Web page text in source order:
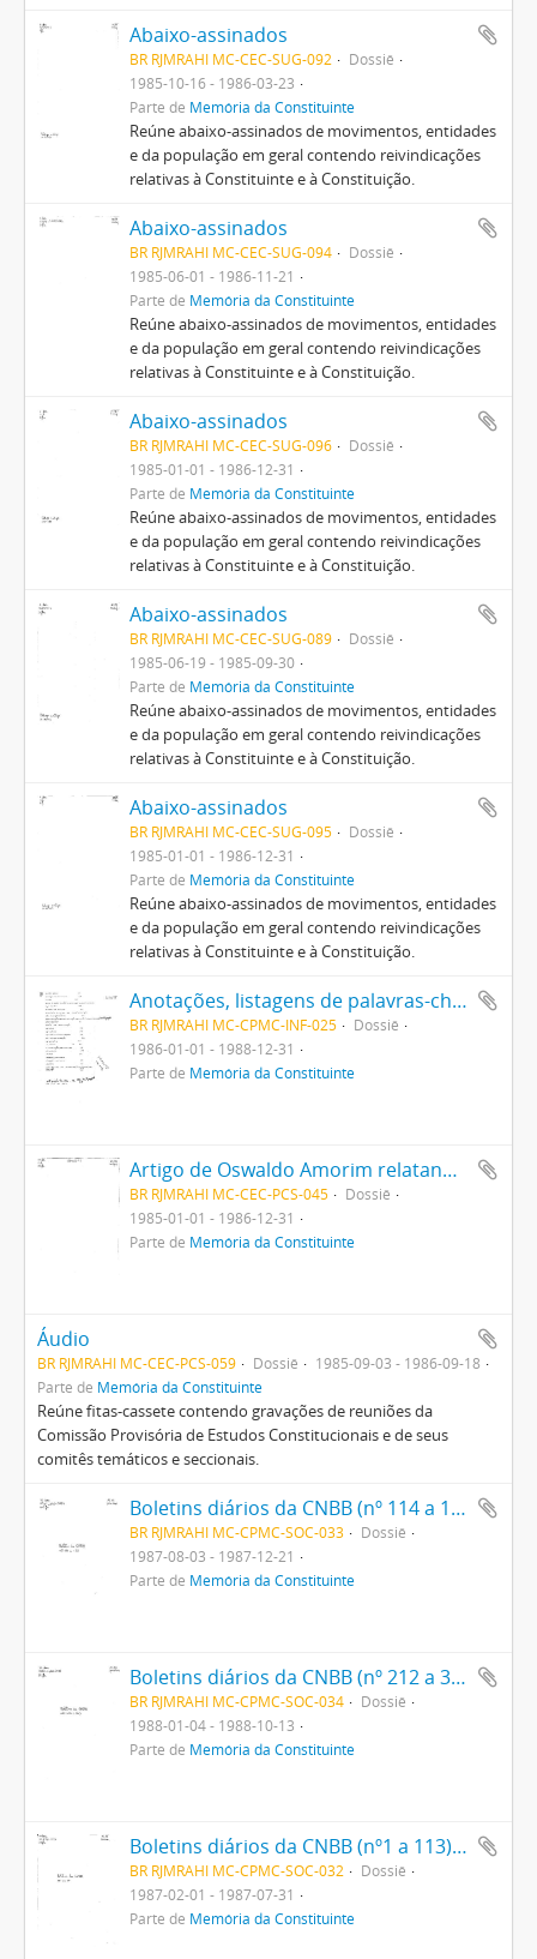
Abaixo-assinados
BR RJMRAHI MC-CEC-SUG-092
Dossiê
1985-10-16 - 1986-03-23
Parte de Memória da Constituinte
Reúne abaixo-assinados de movimentos, entidades
e da população em geral contendo reivindicações
relativas à Constituinte e à Constituição.
Abaixo-assinados
BR RJMRAHI MC-CEC-SUG-094
Dossiê
1985-06-01 - 1986-11-21
Parte de Memória da Constituinte
Reúne abaixo-assinados de movimentos, entidades
e da população em geral contendo reivindicações
relativas à Constituinte e à Constituição.
Abaixo-assinados
BR RJMRAHI MC-CEC-SUG-096
Dossiê
1985-01-01 - 1986-12-31
Parte de Memória da Constituinte
Reúne abaixo-assinados de movimentos, entidades
e da população em geral contendo reivindicações
relativas à Constituinte e à Constituição.
Abaixo-assinados
BR RJMRAHI MC-CEC-SUG-089
Dossiê
1985-06-19 - 1985-09-30
Parte de Memória da Constituinte
Reúne abaixo-assinados de movimentos, entidades
e da população em geral contendo reivindicações
relativas à Constituinte e à Constituição.
Abaixo-assinados
BR RJMRAHI MC-CEC-SUG-095
Dossiê
1985-01-01 - 1986-12-31
Parte de Memória da Constituinte
Reúne abaixo-assinados de movimentos, entidades
e da população em geral contendo reivindicações
relativas à Constituinte e à Constituição.
Anotações, listagens de palavras-chave e instruções para acesso à base de dados do Centro Pró-Memória da Constituinte.
BR RJMRAHI MC-CPMC-INF-025
Dossiê
1986-01-01 - 1988-12-31
Parte de Memória da Constituinte
Artigo de Oswaldo Amorim relatando reunião em que a CEC institui a Defensoria do Povo e um texto de Constituição para o Brasil de autoria não identificada.
BR RJMRAHI MC-CEC-PCS-045
Dossiê
1985-01-01 - 1986-12-31
Parte de Memória da Constituinte
Áudio
BR RJMRAHI MC-CEC-PCS-059 Dossiê
1985-09-03 - 1986-09-18
Parte de Memória da Constituinte
Reúne fitas-cassete contendo gravações de reuniões da
Comissão Provisória de Estudos Constitucionais e de seus
comitês temáticos e seccionais.
Boletins diários da CNBB (nº 114 a 155) relatando os trabalhos da Assembléia Nacional Constituinte.
BR RJMRAHI MC-CPMC-SOC-033
Dossiê
1987-08-03 - 1987-12-21
Parte de Memória da Constituinte
Boletins diários da CNBB (nº 212 a 352) relatando os trabalhos da Assembléia Nacional Constituinte
BR RJMRAHI MC-CPMC-SOC-034
Dossiê
1988-01-04 - 1988-10-13
Parte de Memória da Constituinte
Boletins diários da CNBB (nº1 a 113) relatando os trabalhos da Assembléia Nacional Constituinte
BR RJMRAHI MC-CPMC-SOC-032
Dossiê
1987-02-01 - 1987-07-31
Parte de Memória da Constituinte